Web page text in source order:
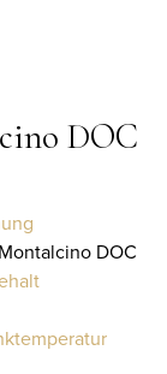
DOC
DOC